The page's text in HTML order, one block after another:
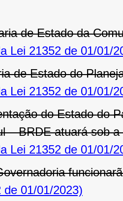
de Estado da
Lei 21352 de 01/01/
de Estado do
Lei 21352 de 01/01/
do Estado do
– BRDE atuará sob
Lei 21352 de 01/01/
de 01/01/2023)